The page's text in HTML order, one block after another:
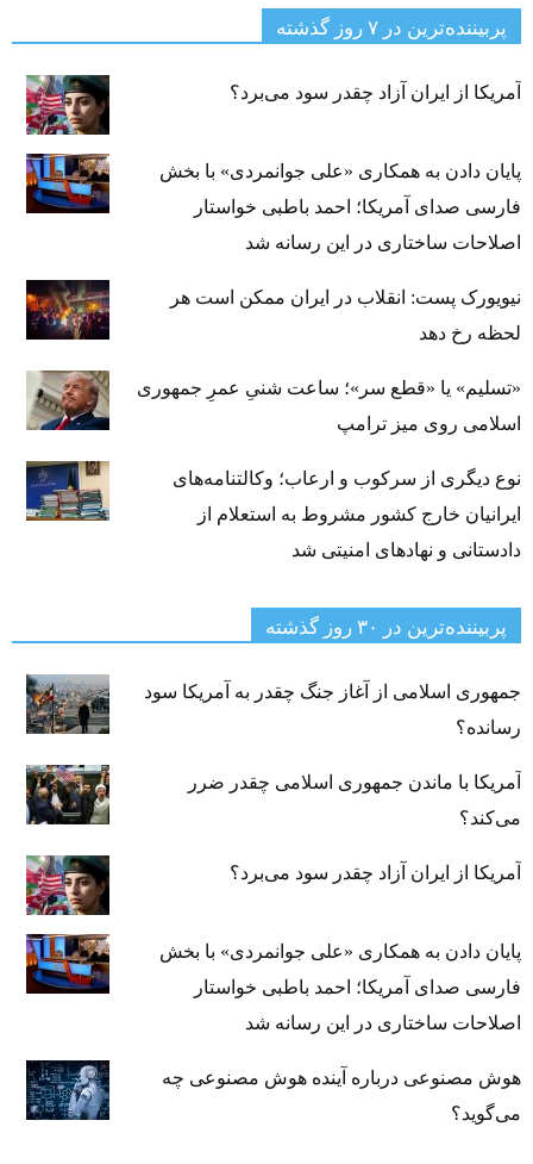
پربیننده‌ترین‌ در ۷ روز گذشته
آمریکا از ایران آزاد چقدر سود می‌برد؟
پایان دادن به همکاری «علی جوانمردی» با بخش
فارسی صدای آمریکا؛ احمد باطبی خواستار
اصلاحات ساختاری در این رسانه شد
نیویورک پست: انقلاب در ایران ممکن است هر
لحظه رخ دهد
«تسلیم» یا «قطع سر»؛ ساعت شنیِ عمرِ جمهوری
اسلامی روی میز ترامپ
نوع دیگری از سرکوب و ارعاب؛ وکالتنامه‌های
ایرانیان خارج کشور مشروط به استعلام از
دادستانی و نهادهای امنیتی شد
پربیننده‌ترین‌ در ۳۰ روز گذشته
جمهوری اسلامی از آغاز جنگ چقدر به آمریکا سود
رسانده؟
آمریکا با ماندن جمهوری اسلامی چقدر ضرر
می‌کند؟
آمریکا از ایران آزاد چقدر سود می‌برد؟
پایان دادن به همکاری «علی جوانمردی» با بخش
فارسی صدای آمریکا؛ احمد باطبی خواستار
اصلاحات ساختاری در این رسانه شد
هوش مصنوعی درباره آینده هوش مصنوعی چه
می‌گوید؟